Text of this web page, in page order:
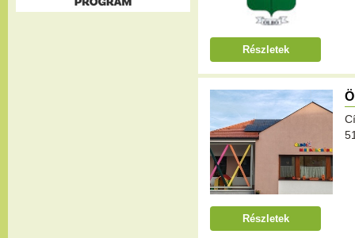
Részletek
Részletek